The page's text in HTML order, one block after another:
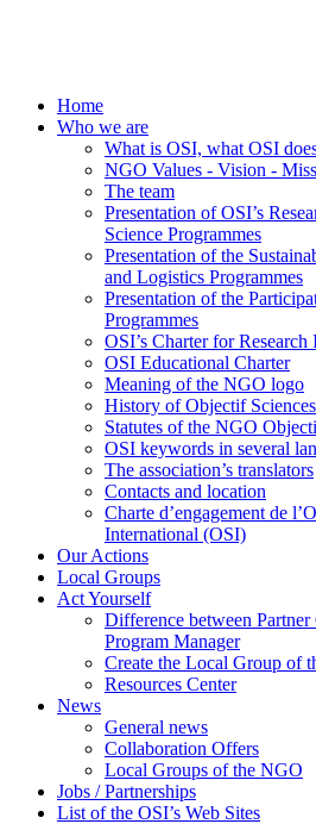
Home
Who we are
What is OSI, what OSI
NGO Values - Vision -
The team
Presentation of OSI’s
Science Programmes
Presentation of the
and Logistics Programmes
Presentation of the
Programmes
OSI’s Charter for Research
OSI Educational Charter
Meaning of the NGO logo
History of Objectif
Statutes of the NGO
OSI keywords in several
The association’s translators
Contacts and location
Charte d’engagement de
International (OSI)
Our Actions
Local Groups
Act Yourself
Difference between
Program Manager
Create the Local Group of
Resources Center
News
General news
Collaboration Offers
Local Groups of the NGO
Jobs / Partnerships
List of the OSI’s Web Sites